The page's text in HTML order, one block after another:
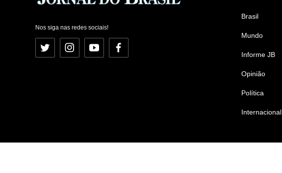
Nos siga nas redes sociais!
Twitter InstagramYouTubeFacebook
Brasil
Mundo
Informe JB
Opinião
Política
Internacional